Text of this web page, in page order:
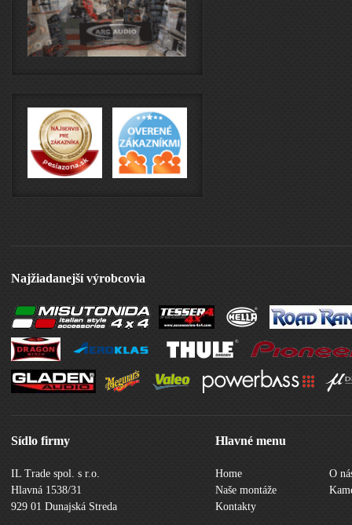
Najžiadanejší výrobcovia
Sídlo firmy
IL Trade spol. s r.o.
Hlavná 1538/31
929 01 Dunajská Streda
Hlavné menu
Home
O
Naše montáže
Kontakty